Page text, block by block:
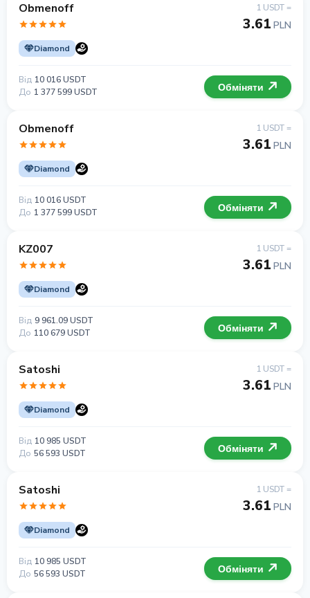
Obmenoff
Diamond
1 USDT =
3.61 PLN
Від 10 016 USDT
До 1 377 599 USDT Обміняти
Obmenoff
Diamond
1 USDT =
3.61 PLN
Від 10 016 USDT
До 1 377 599 USDT Обміняти
KZ007
Diamond
1 USDT =
3.61 PLN
Від 9 961.09 USDT
До 110 679 USDT Обміняти
Satoshi
Diamond
1 USDT =
3.61 PLN
Від 10 985 USDT
До 56 593 USDT Обміняти
Satoshi
Diamond
1 USDT =
3.61 PLN
Від 10 985 USDT
До 56 593 USDT Обміняти